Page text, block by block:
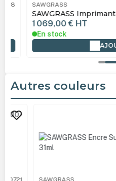
SAWGRASS
SAWGRASS Imprimante
1 069,00 €HT
En stock
Autres couleurs
SAWGRASS